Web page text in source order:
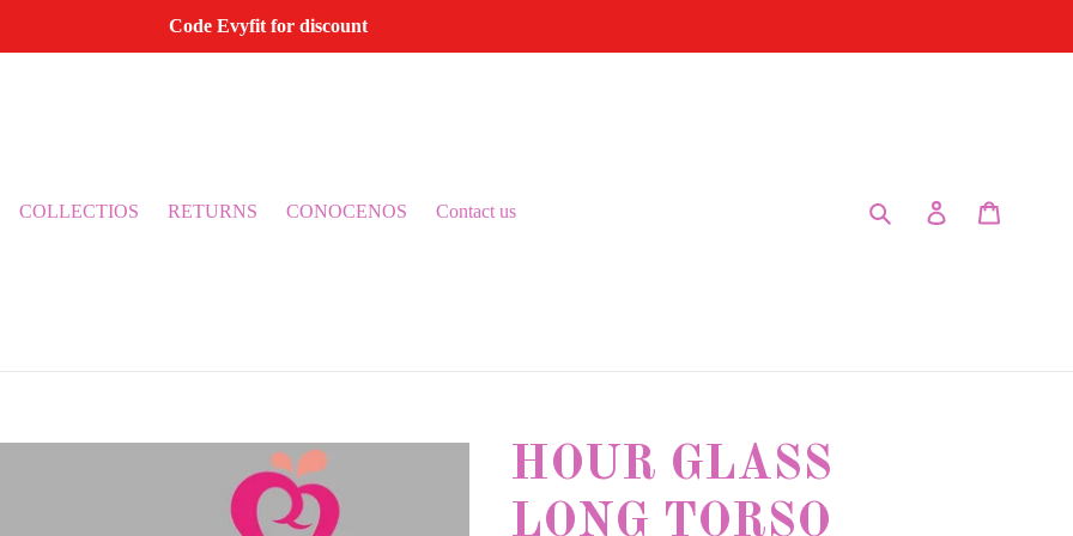
Code Evyfit for discount
COLLECTIOS RETURNS CONOCENOS Contact us Submit Log in
HOUR GLASS
LONG TORSO